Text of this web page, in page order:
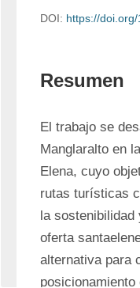
DOI: https://
Resumen
El trabajo se
Manglaralto en
Elena, cuyo
rutas turísticas
la
oferta
alternativa para